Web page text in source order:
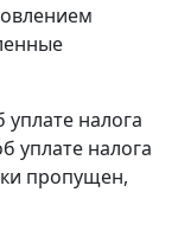
налога
уплате налога
пропущен,